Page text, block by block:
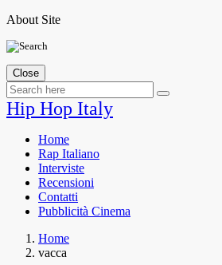
About Site
Close
Hip Hop Italy
Home
Rap Italiano
Interviste
Recensioni
Contatti
Pubblicità Cinema
Home
vacca